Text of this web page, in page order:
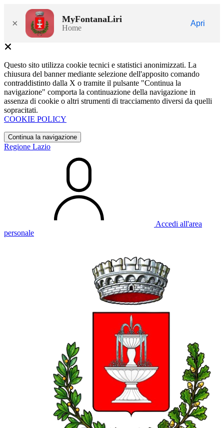
× MyFontanaLiri
Home
Apri
Questo sito utilizza cookie tecnici e statistici anonimizzati. La
chiusura del banner mediante selezione dell'apposito comando
contraddistinto dalla X o tramite il pulsante "Continua la
navigazione" comporta la continuazione della navigazione in
assenza di cookie o altri strumenti di tracciamento diversi da quelli
sopracitati.
COOKIE POLICY
Continua la navigazione
Regione Lazio
Accedi all'area
personale